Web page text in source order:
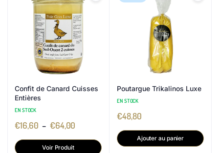
Confit de Canard Cuisses
Entières
EN STOCK
€16,60 – €64,00
Voir Produit
Poutargue Trikalinos Luxe
EN STOCK
€48,80
Ajouter au panier